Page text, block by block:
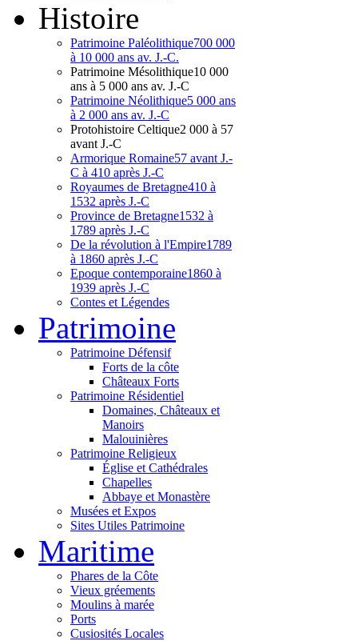
Histoire
Patrimoine Paléolithique700 000
à 10 000 ans av. J.-C.
Patrimoine Mésolithique10 000
ans à 5 000 ans av. J.-C
Patrimoine Néolithique5 000 ans
à 2 000 ans av. J.-C
Protohistoire Celtique2 000 à 57
avant J.-C
Armorique Romaine57 avant J.-
C à 410 après J.-C
Royaumes de Bretagne410 à
1532 après J.-C
Province de Bretagne1532 à
1789 après J.-C
De la révolution à l'Empire1789
à 1860 après J.-C
Epoque contemporaine1860 à
1939 après J.-C
Contes et Légendes
Patrimoine
Patrimoine Défensif
Forts de la côte
Châteaux Forts
Patrimoine Résidentiel
Domaines, Châteaux et
Manoirs
Malouinières
Patrimoine Religieux
Église et Cathédrales
Chapelles
Abbaye et Monastère
Musées et Expos
Sites Utiles Patrimoine
Maritime
Phares de la Côte
Vieux gréements
Moulins à marée
Ports
Cusiosités Locales